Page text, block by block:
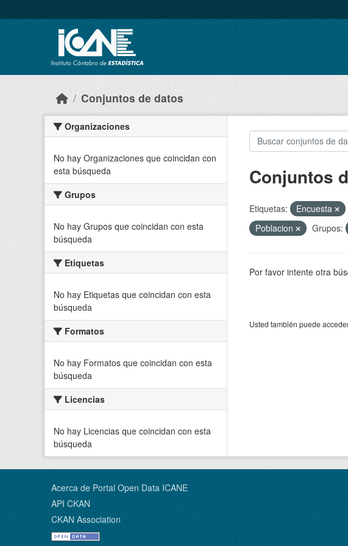
Conjuntos de datos
Organizaciones
No hay Organizaciones que coincidan con
esta búsqueda
Grupos
No hay Grupos que coincidan con esta
búsqueda
Etiquetas
No hay Etiquetas que coincidan con esta
búsqueda
Formatos
No hay Formatos que coincidan con esta
búsqueda
Licencias
No hay Licencias que coincidan con esta
búsqueda
Conjuntos
Etiquetas: Encuesta
Poblacion
Grupos:
Por favor intente otra
Usted también puede
Acerca de Portal Open Data ICANE
API CKAN
CKAN Association